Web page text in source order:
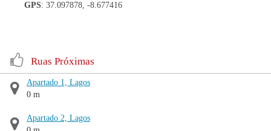
GPS: 37.097878, -8.677416
Ruas Próximas
Apartado 1, Lagos
0 m
Apartado 2, Lagos